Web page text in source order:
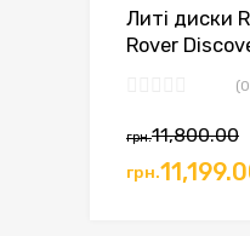
Литі диски
Rover
грн.11,800.00
грн.